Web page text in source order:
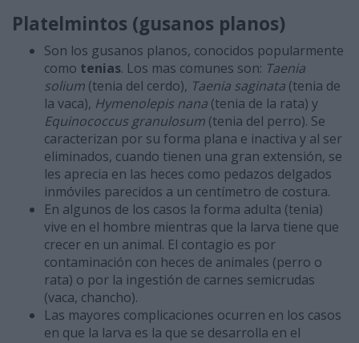
Platelmintos (gusanos planos)
Son los gusanos planos, conocidos popularmente
como tenias. Los mas comunes son: Taenia
solium (tenia del cerdo), Taenia saginata (tenia de
la vaca), Hymenolepis nana (tenia de la rata) y
Equinococcus granulosum (tenia del perro). Se
caracterizan por su forma plana e inactiva y al ser
eliminados, cuando tienen una gran extensión, se
les aprecia en las heces como pedazos delgados
inmóviles parecidos a un centímetro de costura.
En algunos de los casos la forma adulta (tenia)
vive en el hombre mientras que la larva tiene que
crecer en un animal. El contagio es por
contaminación con heces de animales (perro o
rata) o por la ingestión de carnes semicrudas
(vaca, chancho).
Las mayores complicaciones ocurren en los casos
en que la larva es la que se desarrolla en el